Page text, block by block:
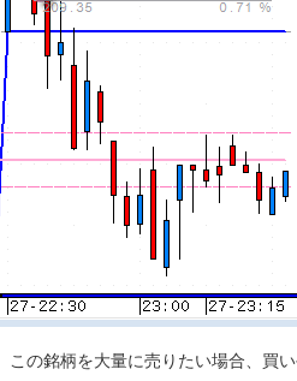
この銘柄を大量に売りたい場合、買